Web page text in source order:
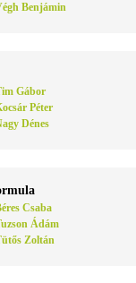
Benjámin
Gábor
Péter
Dénes
Csaba
Ádám
Zoltán